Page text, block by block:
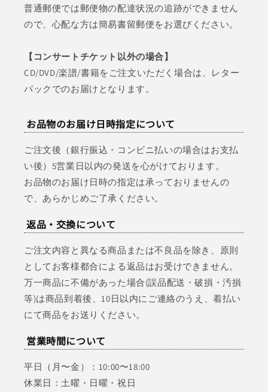
普通郵便では郵便物の配達状況の追跡ができません
ので、心配な方は簡易書留郵便をお選びください。
【コンサートチケット以外の場合】
CD/DVD/楽譜/書籍をご注文いただく場合は、レター
パックでのお届けとなります。
お品物のお届け日時指定について
ご注文後（銀行振込・コンビニ払いの場合はお支払
い後）5営業日以内の発送を心がけております。
お品物のお届け日時の指定は承っておりませんの
で、あらかじめご了承ください。
返品・交換について
ご注文内容と異なる商品または不良品を除き、原則
としてお客様都合による返品はお受けできません。
万一商品に不備があった場合(誤品配送・破損・汚損
等)は商品到着後、10日以内にご連絡のうえ、着払い
にて商品をお送りください。
営業時間について
平日（月〜金）：10:00〜18:00
休業日：土曜・日曜・祝日